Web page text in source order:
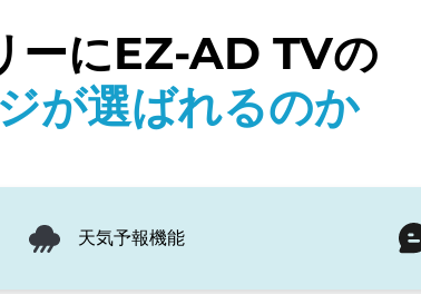
ーにEZ-AD TVの
が選ばれるのか
天気予報機能